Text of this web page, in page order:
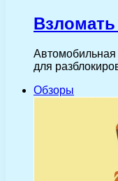
Взломать
Автомобильная
для
Обзоры